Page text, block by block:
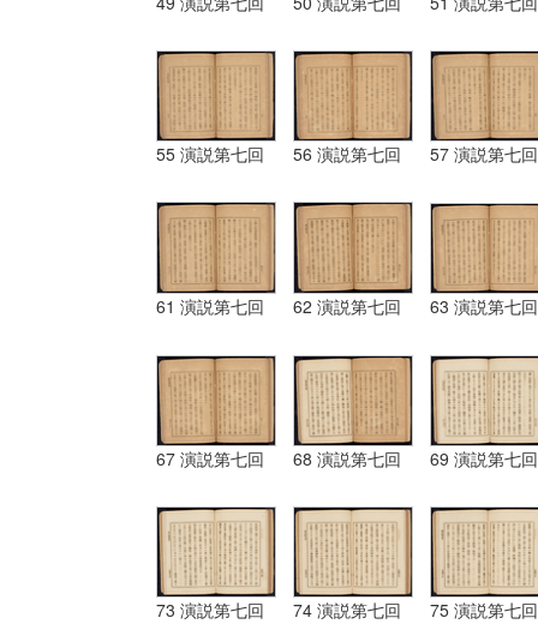
55 演説第七回 56 演説第七回 57 演説第七回
61 演説第七回 62 演説第七回 63 演説第七回
67 演説第七回 68 演説第七回 69 演説第七回
73 演説第七回 74 演説第七回 75 演説第七回